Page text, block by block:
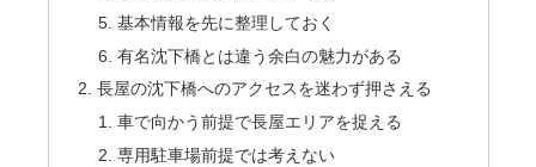
基本情報を先に整理しておく
有名沈下橋とは違う余白の魅力がある
長屋の沈下橋へのアクセスを迷わず押さえる
車で向かう前提で長屋エリアを捉える
専用駐車場前提では考えない